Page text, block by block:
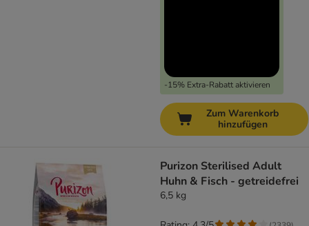
-15% Extra-Rabatt aktivieren
Zum Warenkorb
hinzufügen
Purizon Sterilised Adult
Huhn & Fisch - getreidefrei
6,5 kg